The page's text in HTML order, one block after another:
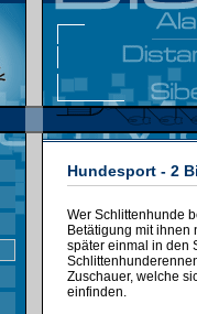
Hundesport - 2
Wer Schlittenhunde
Betätigung mit ihnen
später einmal in den
Zuschauer, welche
einfinden.